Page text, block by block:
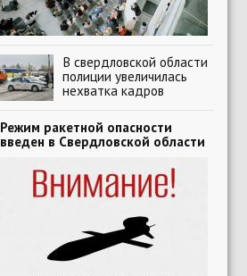
В свердловской области
полиции увеличилась
нехватка кадров
Режим ракетной опасности
введен в Свердловской области